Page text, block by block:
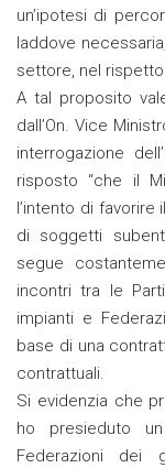
un’ipotesi di
laddove
settore, nel
A tal proposito
dall’On. Vice
interrogazione
risposto “che il
l’intento di
di soggetti
segue
incontri tra le
impianti e
base di una
contrattuali.
Si evidenzia che
ho presieduto
Federazioni dei